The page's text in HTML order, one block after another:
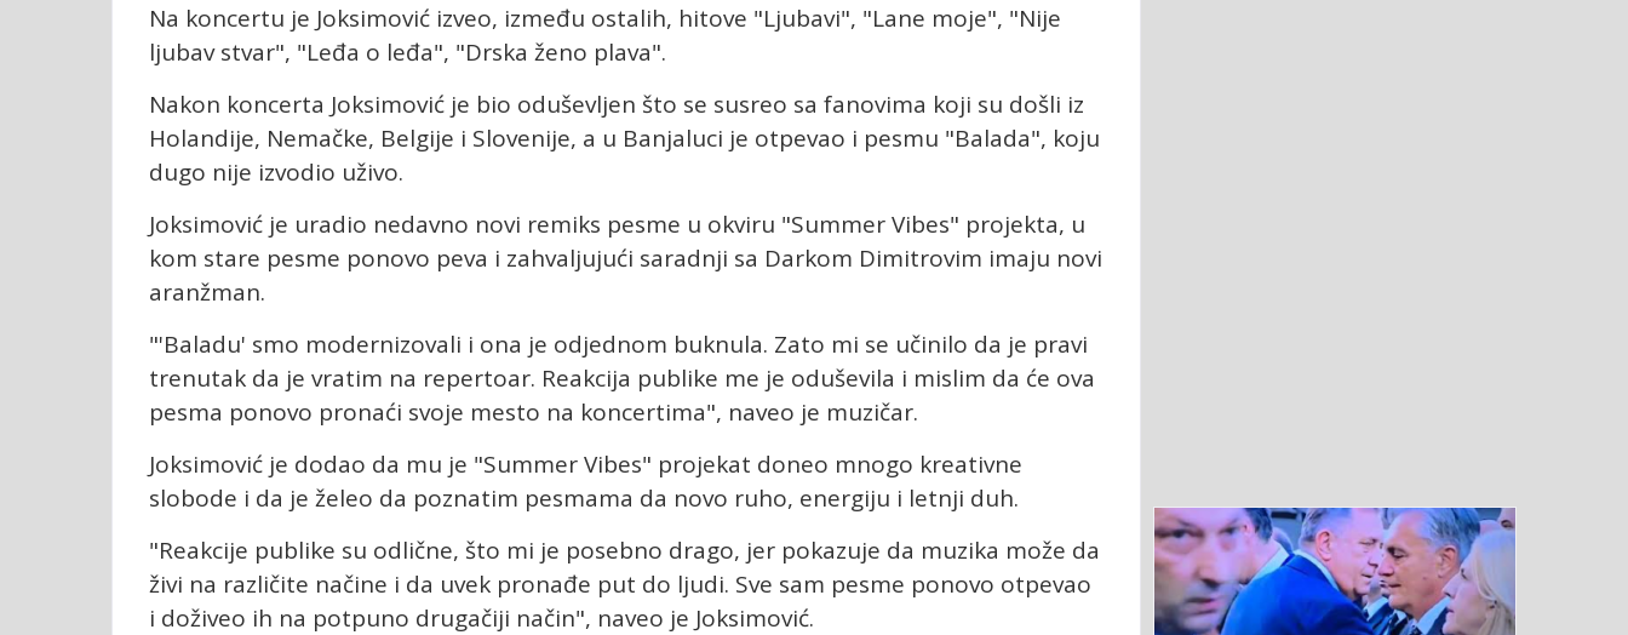
Na koncertu je Joksimović izveo, između ostalih, hitove "Ljubavi", "Lane moje", "Nije
ljubav stvar", "Leđa o leđa", "Drska ženo plava".
Nakon koncerta Joksimović je bio oduševljen što se susreo sa fanovima koji su došli iz
Holandije, Nemačke, Belgije i Slovenije, a u Banjaluci je otpevao i pesmu "Balada", koju
dugo nije izvodio uživo.
Joksimović je uradio nedavno novi remiks pesme u okviru "Summer Vibes" projekta, u
kom stare pesme ponovo peva i zahvaljujući saradnji sa Darkom Dimitrovim imaju novi
aranžman.
"'Baladu' smo modernizovali i ona je odjednom buknula. Zato mi se učinilo da je pravi
trenutak da je vratim na repertoar. Reakcija publike me je oduševila i mislim da će ova
pesma ponovo pronaći svoje mesto na koncertima", naveo je muzičar.
Joksimović je dodao da mu je "Summer Vibes" projekat doneo mnogo kreativne
slobode i da je želeo da poznatim pesmama da novo ruho, energiju i letnji duh.
"Reakcije publike su odlične, što mi je posebno drago, jer pokazuje da muzika može da
živi na različite načine i da uvek pronađe put do ljudi. Sve sam pesme ponovo otpevao
i doživeo ih na potpuno drugačiji način", naveo je Joksimović.